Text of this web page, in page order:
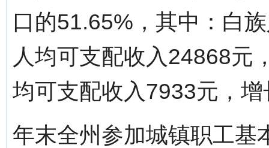
口的51.65%，其中：白
人均可支配收入24868元
均可支配收入7933元，
年末全州参加城镇职工基